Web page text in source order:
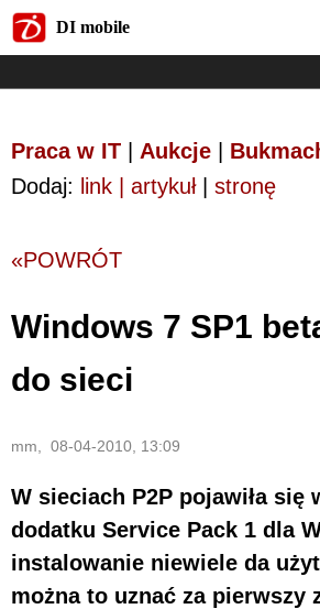
DI mobile
Praca w IT Aukcje
Dodaj: link | artykuł| stronę
«POWRÓT
Windows 7 SP1
do sieci
mm, 08-04-2010, 13:09
W sieciach P2P pojawiła się
dodatku Service Pack 1 dla
instalowanie niewiele da
można to uznać za pierwszy
DI mobile